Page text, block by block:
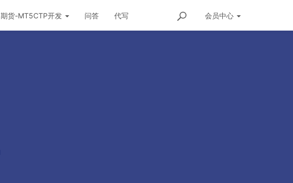
期货-MT5CTP开发 问答 代写 会员中心